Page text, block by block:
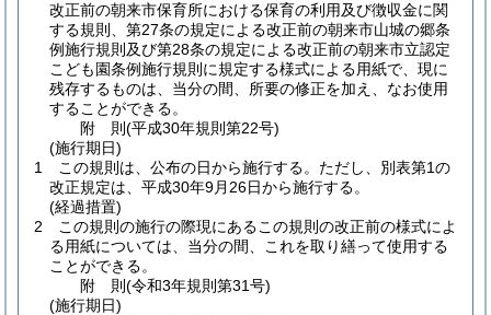
改正前の朝来市保育所における保育の利用及び徴収金に関
する規則、第27条の規定による改正前の朝来市山城の郷条
例施行規則及び第28条の規定による改正前の朝来市立認定
こども園条例施行規則に規定する様式による用紙で、現に
残存するものは、当分の間、所要の修正を加え、なお使用
することができる。
附 則(平成30年規則第22号)
(施行期日)
1
この規則は、公布の日から施行する。 ただし、別表第1の
改正規定は、平成30年9月26日から施行する。
(経過措置)
2
この規則の施行の際現にあるこの規則の改正前の様式によ
る用紙については、当分の間、これを取り繕って使用する
ことができる。
附 則(令和3年規則第31号)
(施行期日)